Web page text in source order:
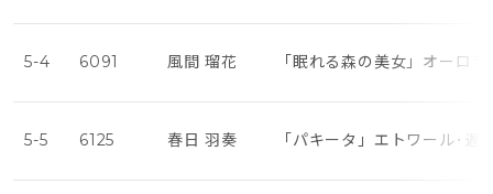
5-4 6091 風間 瑠花 「眠れる森の美女」オーロ
5-5 6125 春日 羽奏 「パキータ」エトワール･遅